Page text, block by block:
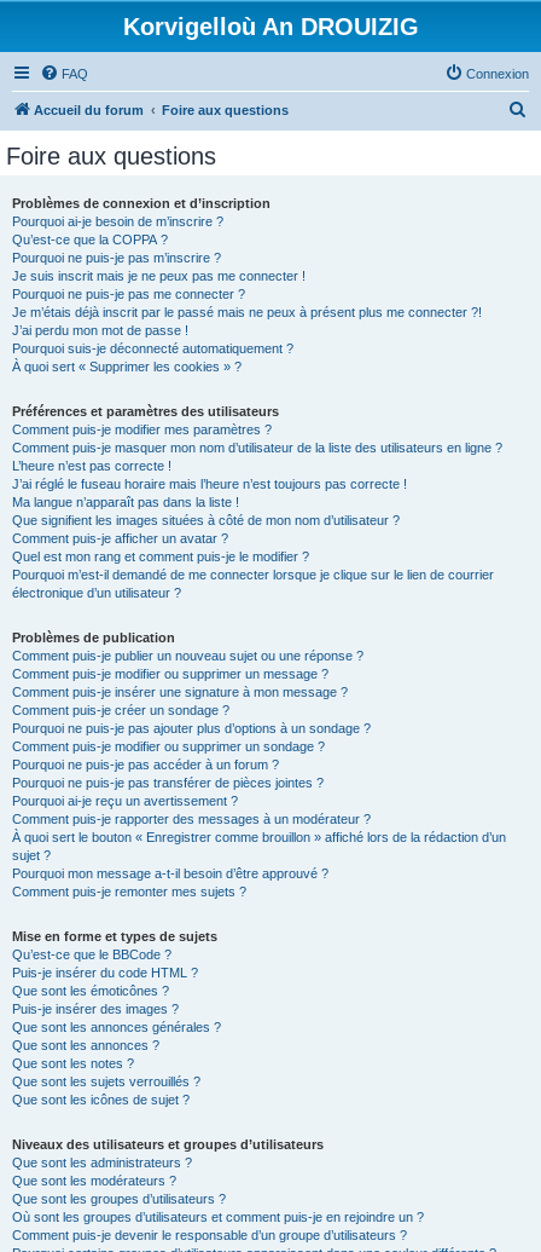
Korvigelloù An DROUIZIG
FAQ Connexion
Accueil du forum Foire aux questions
Foire aux questions
Problèmes de connexion et d’inscription
Pourquoi ai-je besoin de m’inscrire ?
Qu’est-ce que la COPPA ?
Pourquoi ne puis-je pas m’inscrire ?
Je suis inscrit mais je ne peux pas me connecter !
Pourquoi ne puis-je pas me connecter ?
Je m’étais déjà inscrit par le passé mais ne peux à présent plus me connecter ?!
J’ai perdu mon mot de passe !
Pourquoi suis-je déconnecté automatiquement ?
À quoi sert « Supprimer les cookies » ?
Préférences et paramètres des utilisateurs
Comment puis-je modifier mes paramètres ?
Comment puis-je masquer mon nom d’utilisateur de la liste des utilisateurs en ligne ?
L’heure n’est pas correcte !
J’ai réglé le fuseau horaire mais l’heure n’est toujours pas correcte !
Ma langue n’apparaît pas dans la liste !
Que signifient les images situées à côté de mon nom d’utilisateur ?
Comment puis-je afficher un avatar ?
Quel est mon rang et comment puis-je le modifier ?
Pourquoi m’est-il demandé de me connecter lorsque je clique sur le lien de courrier
électronique d’un utilisateur ?
Problèmes de publication
Comment puis-je publier un nouveau sujet ou une réponse ?
Comment puis-je modifier ou supprimer un message ?
Comment puis-je insérer une signature à mon message ?
Comment puis-je créer un sondage ?
Pourquoi ne puis-je pas ajouter plus d’options à un sondage ?
Comment puis-je modifier ou supprimer un sondage ?
Pourquoi ne puis-je pas accéder à un forum ?
Pourquoi ne puis-je pas transférer de pièces jointes ?
Pourquoi ai-je reçu un avertissement ?
Comment puis-je rapporter des messages à un modérateur ?
À quoi sert le bouton « Enregistrer comme brouillon » affiché lors de la rédaction d’un
sujet ?
Pourquoi mon message a-t-il besoin d’être approuvé ?
Comment puis-je remonter mes sujets ?
Mise en forme et types de sujets
Qu’est-ce que le BBCode ?
Puis-je insérer du code HTML ?
Que sont les émoticônes ?
Puis-je insérer des images ?
Que sont les annonces générales ?
Que sont les annonces ?
Que sont les notes ?
Que sont les sujets verrouillés ?
Que sont les icônes de sujet ?
Niveaux des utilisateurs et groupes d’utilisateurs
Que sont les administrateurs ?
Que sont les modérateurs ?
Que sont les groupes d’utilisateurs ?
Où sont les groupes d’utilisateurs et comment puis-je en rejoindre un ?
Comment puis-je devenir le responsable d’un groupe d’utilisateurs ?